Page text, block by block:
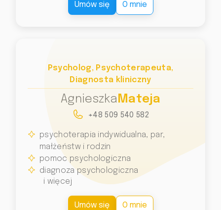
Umów się O mnie
Psycholog, Psychoterapeuta,
Diagnosta kliniczny
AgnieszkaMateja
+48 509 540 582
psychoterapia indywidualna, par,
małżeństw i rodzin
pomoc psychologiczna
diagnoza psychologiczna
i więcej
Umów się O mnie